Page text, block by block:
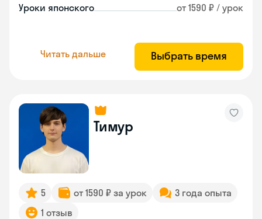
Уроки японского от 1590 ₽ / урок
Читать дальше Выбрать время
Тимур
5 от 1590 ₽ за урок
3 года опыта
1 отзыв